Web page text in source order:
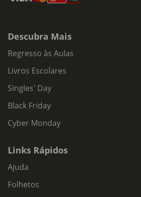
Descubra Mais
Regresso às Aulas
Livros Escolares
Singles' Day
Black Friday
Cyber Monday
Links Rápidos
Ajuda
Folhetos